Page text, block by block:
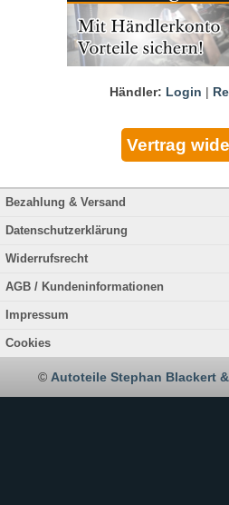
Händler: Login |
Bezahlung & Versand
Datenschutzerklärung
Widerrufsrecht
AGB / Kundeninformationen
Impressum
Cookies
© Autoteile Stephan Blackert